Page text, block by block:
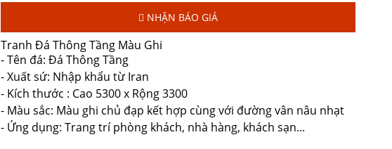
NHẬN BÁO GIÁ
Tranh Đá Thông Tầng Màu Ghi
- Tên đá: Đá Thông Tầng
- Xuất sứ: Nhập khẩu từ Iran
- Kích thước : Cao 5300 x Rộng 3300
- Màu sắc: Màu ghi chủ đạp kết hợp cùng với đường vân nâu nhạt
- Ứng dụng: Trang trí phòng khách, nhà hàng, khách sạn...